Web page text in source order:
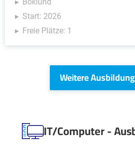
Start: 2026
Freie Plätze: 1
Weitere
IT/Computer -